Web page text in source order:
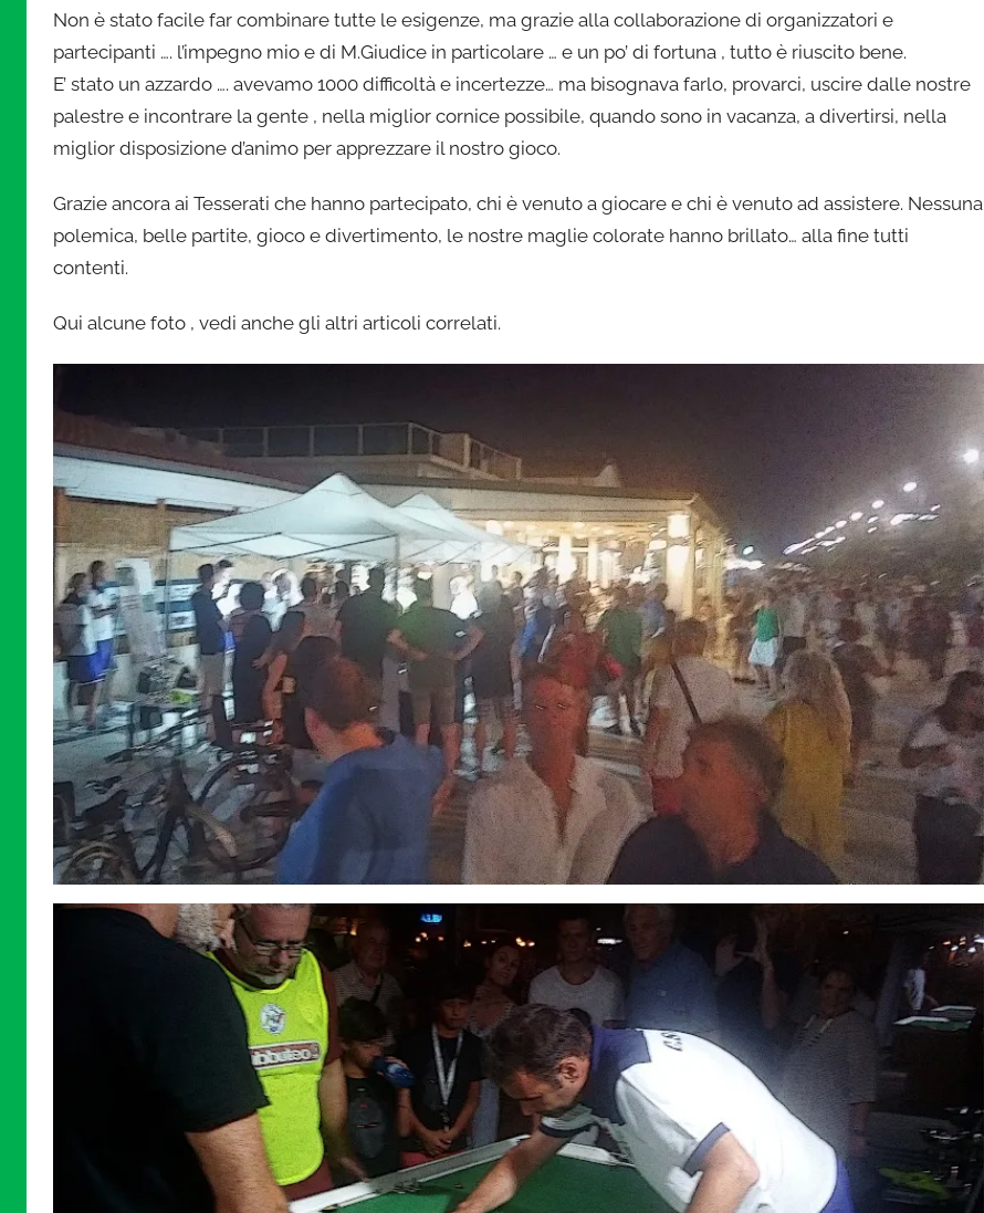
Non è stato facile far combinare tutte le esigenze, ma grazie alla collaborazione di organizzatori e
partecipanti …. l’impegno mio e di M.Giudice in particolare … e un po’ di fortuna , tutto è riuscito bene.
E’ stato un azzardo …. avevamo 1000 difficoltà e incertezze… ma bisognava farlo, provarci, uscire dalle nostre
palestre e incontrare la gente , nella miglior cornice possibile, quando sono in vacanza, a divertirsi, nella
miglior disposizione d’animo per apprezzare il nostro gioco.
Grazie ancora ai Tesserati che hanno partecipato, chi è venuto a giocare e chi è venuto ad assistere. Nessuna
polemica, belle partite, gioco e divertimento, le nostre maglie colorate hanno brillato… alla fine tutti
contenti.
Qui alcune foto , vedi anche gli altri articoli correlati.